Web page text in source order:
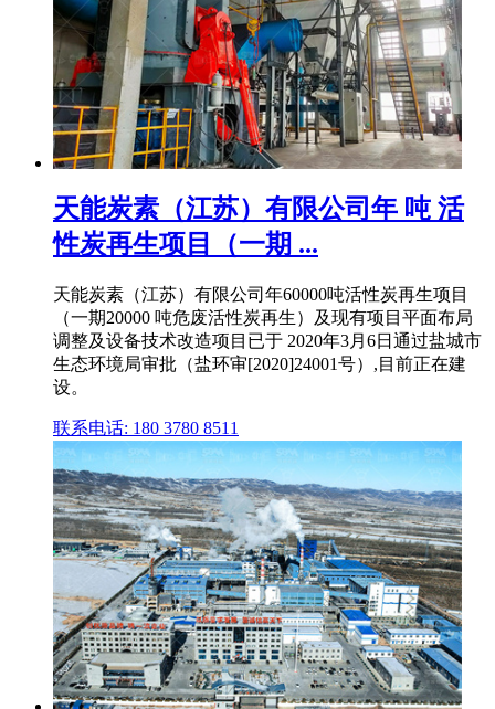
天能炭素（江苏）有限公司年 吨 活
性炭再生项目（一期 ...
天能炭素（江苏）有限公司年60000吨活性炭再生项目
（一期20000 吨危废活性炭再生）及现有项目平面布局
调整及设备技术改造项目已于 2020年3月6日通过盐城市
生态环境局审批（盐环审[2020]24001号）,目前正在建
设。
联系电话: 180 3780 8511